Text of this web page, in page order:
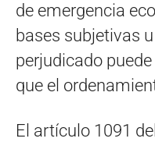
de emergencia
bases subjetivas
perjudicado
que el
El artículo 1091